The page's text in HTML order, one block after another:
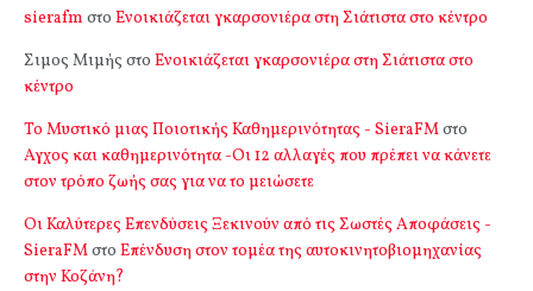
sierafm στο Ενοικιάζεται γκαρσονιέρα στη Σιάτιστα στο κέντρο
Σιμος Μιμής στο Ενοικιάζεται γκαρσονιέρα στη Σιάτιστα στο
κέντρο
Το Μυστικό μιας Ποιοτικής Καθημερινότητας - SieraFMστο
Αγχος και καθημερινότητα -Οι 12 αλλαγές που πρέπει να κάνετε
στον τρόπο ζωής σας για να το μειώσετε
Οι Καλύτερες Επενδύσεις Ξεκινούν από τις Σωστές Αποφάσεις -
SieraFMστο Επένδυση στον τομέα της αυτοκινητοβιομηχανίας
στην Κοζάνη?